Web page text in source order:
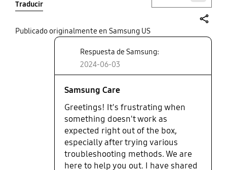
wash and dry clothes. And I think
you Samsung for making such
amazing products!
and youtube.com. Same result. No
Traducir
Publicado originalmente en Samsung US
Respuesta de Samsung:
2024-06-03
Samsung Care
Greetings! It's frustrating when
something doesn't work as
expected right out of the box,
especially after trying various
troubleshooting methods. We are
here to help you out. I have shared